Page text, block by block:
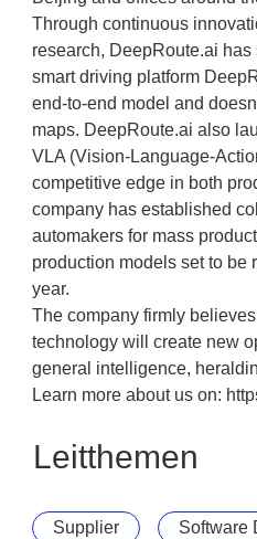
Through continuous
research, DeepRoute.ai
smart driving platform
end-to-end model and
maps. DeepRoute.ai also
VLA (Vision-Language-
competitive edge in both
company has established
automakers for mass
production models set to be
year.
The company firmly
technology will create new
general intelligence,
Learn more about us on:
Leitthemen
Supplier Software